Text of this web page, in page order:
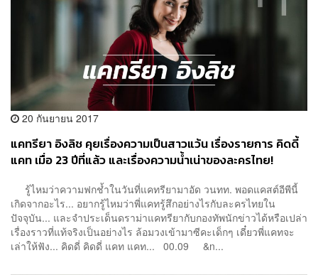
20 กันยายน 2017
แคทรียา อิงลิช คุยเรื่องความเป็นสาวแว้น เรื่องรายการ คิดดี้
แคท เมื่อ 23 ปีที่แล้ว และเรื่องความน้ำเน่าของละครไทย!
รู้ไหมว่าความฟกช้ำในวันที่แคทรียามาอัด วนทท. พอดแคสต์อีพีนี้
เกิดจากอะไร... อยากรู้ไหมว่าพี่แคทรู้สึกอย่างไรกับละครไทยใน
ปัจจุบัน... และจำประเด็นดราม่าแคทรียากับกองทัพนักข่าวได้หรือเปล่า
เรื่องราวที่แท้จริงเป็นอย่างไร ล้อมวงเข้ามาซีคะเด็กๆ เดี๋ยวพี่แคทจะ
เล่าให้ฟัง... คิดดี่ คิดดี่ แคท แคท... 00.09 &n...